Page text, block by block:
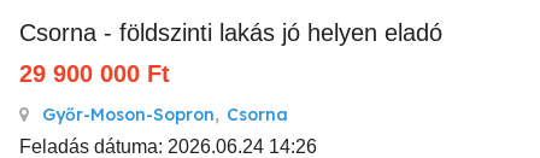
Csorna - földszinti lakás jó helyen eladó
29 900 000 Ft
Győr-Moson-Sopron, Csorna
Feladás dátuma: 2026.06.24 14:26